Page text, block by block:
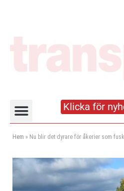
Klicka för
Hem » Nu blir det dyrare för åkerier som